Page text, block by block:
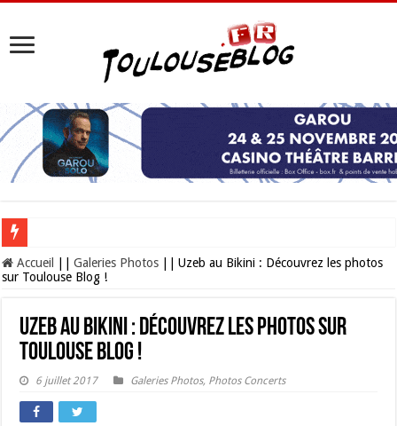
Les Nocturnes de la Cité de l’espace 2026 : l’événement incontournable de
Accueil Galeries Photos
Uzeb au Bikini : Découvrez les photos
sur Toulouse Blog !
Uzeb au Bikini : Découvrez les photos sur
Toulouse Blog !
6 juillet 2017 Galeries Photos, Photos Concerts